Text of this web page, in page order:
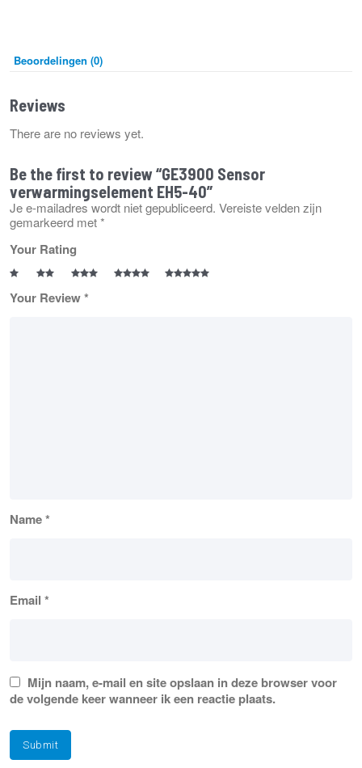
Beoordelingen (0)
Reviews
There are no reviews yet.
Be the first to review “GE3900 Sensor
verwarmingselement EH5-40”
Je e-mailadres wordt niet gepubliceerd. Vereiste velden zijn
gemarkeerd met*
Your Rating
Your Review*
Name*
Email *
Mijn naam, e-mail en site opslaan in deze browser voor
de volgende keer wanneer ik een reactie plaats.